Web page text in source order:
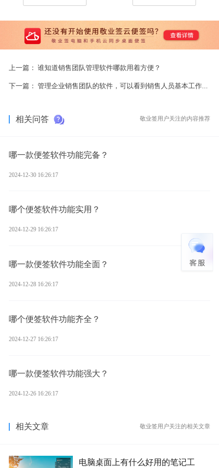
上一篇： 谁知道销售团队管理软件哪款用着方便？
下一篇： 管理企业销售团队的软件，可以看到销售人员基本工作量的系统。给推荐一个吧
相关问答 敬业签用户关注的内容推荐
哪一款便签软件功能完备？
2024-12-30 16:26:17
哪个便签软件功能实用？
2024-12-29 16:26:17
哪一款便签软件功能全面？
2024-12-28 16:26:17
哪个便签软件功能齐全？
2024-12-27 16:26:17
哪一款便签软件功能强大？
2024-12-26 16:26:17
相关文章 敬业签用户关注的相关文章
电脑桌面上有什么好用的笔记工